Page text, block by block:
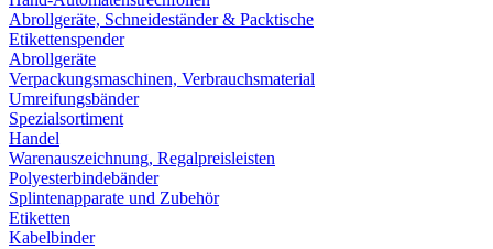
Abrollgeräte, Schneideständer & Packtische
Etikettenspender
Abrollgeräte
Verpackungsmaschinen, Verbrauchsmaterial
Umreifungsbänder
Spezialsortiment
Handel
Warenauszeichnung, Regalpreisleisten
Polyesterbindebänder
Splintenapparate und Zubehör
Etiketten
Kabelbinder